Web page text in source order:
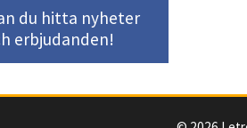
du hitta nyheter
erbjudanden!